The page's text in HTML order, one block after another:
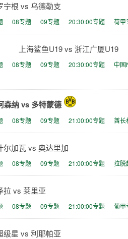
宁根 vs 乌德勒支
08专题 09专题 20:30:00专题 荷甲
上海鲨鱼U19 vs 浙江广厦U19
08专题 09专题 20:30:00专题
中国
森纳 vs 多特蒙德
08专题 09专题 21:00:00专题 酋长
尔加瓦 vs 奥达里加
08专题 09专题 21:00:00专题 拉脱
拉 vs 莱里亚
08专题 09专题 21:00:00专题 葡甲
级星 vs 利耶帕亚